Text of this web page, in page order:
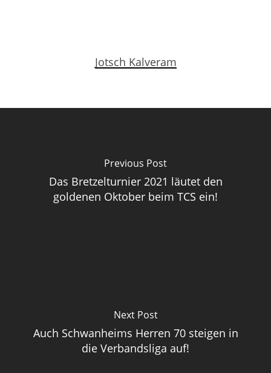
Jotsch Kalveram
Previous Post
Das Bretzelturnier 2021 läutet den
goldenen Oktober beim TCS ein!
Next Post
Auch Schwanheims Herren 70 steigen in
die Verbandsliga auf!